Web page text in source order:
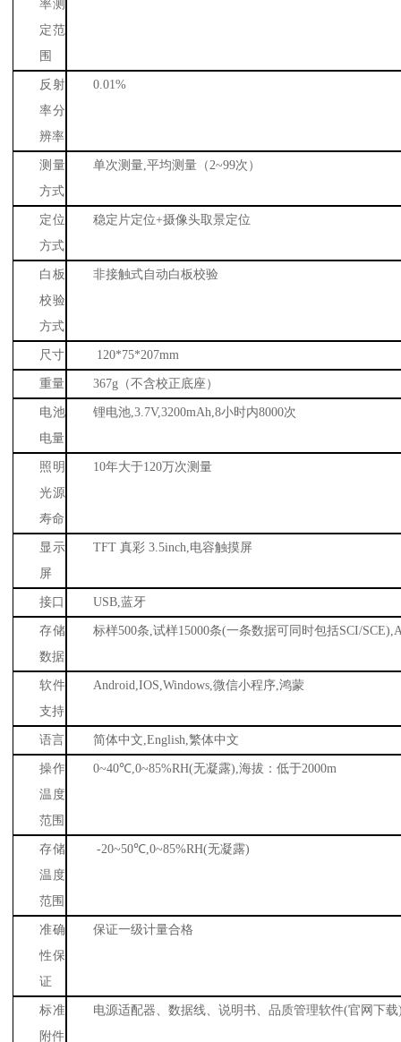
率测
定范
围
反射
率分
辨率
0.01%
测量
方式
单次测量,平均测量（2~99次）
定位
方式
稳定片定位+摄像头取景定位
白板
校验
方式
非接触式自动白板校验
尺寸 120*75*207mm
重量 367g （不含校正底座）
电池
电量
锂电池,3.7V,3200mAh,8小时内8000次
照明
光源
寿命
10年大于120万次测量
显示
屏
TFT真彩3.5inch,电容触摸屏
接口 USB,蓝牙
存储
数据
标样500条,试样15000条(一条数据可同时包括SCI/
软件
支持
Android,IOS,Windows,微信小程序,鸿蒙
语言 简体中文,English,繁体中文
操作
温度
范围
0~40℃,0~85%RH(无凝露),海拔：低于2000m
存储
温度
范围
-20~50℃,0~85%RH(无凝露)
准确
性保
证
保证一级计量合格
标准
附件
电源适配器、数据线、说明书、品质管理软件(官网下载